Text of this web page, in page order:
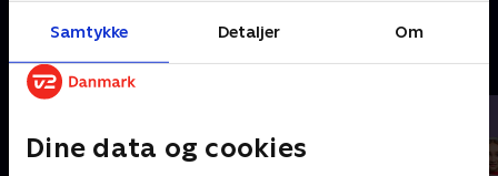
Samtykke Detaljer Om
Dine data og cookies
Andre så også